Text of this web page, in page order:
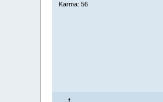
Karma: 56